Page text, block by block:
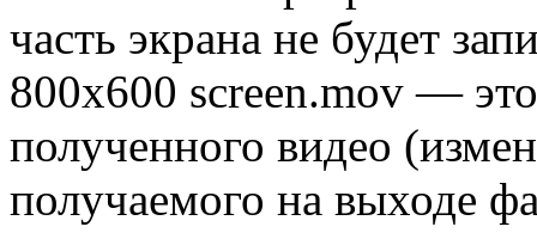
часть экрана не будет
800x600 screen.mov —
полученного видео
получаемого на выходе